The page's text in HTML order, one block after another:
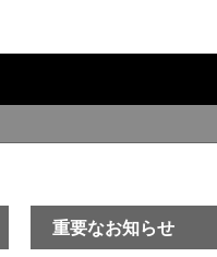
重要なお知らせ